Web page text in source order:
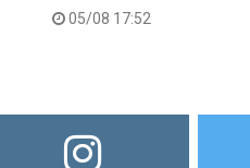
05/08 17:52